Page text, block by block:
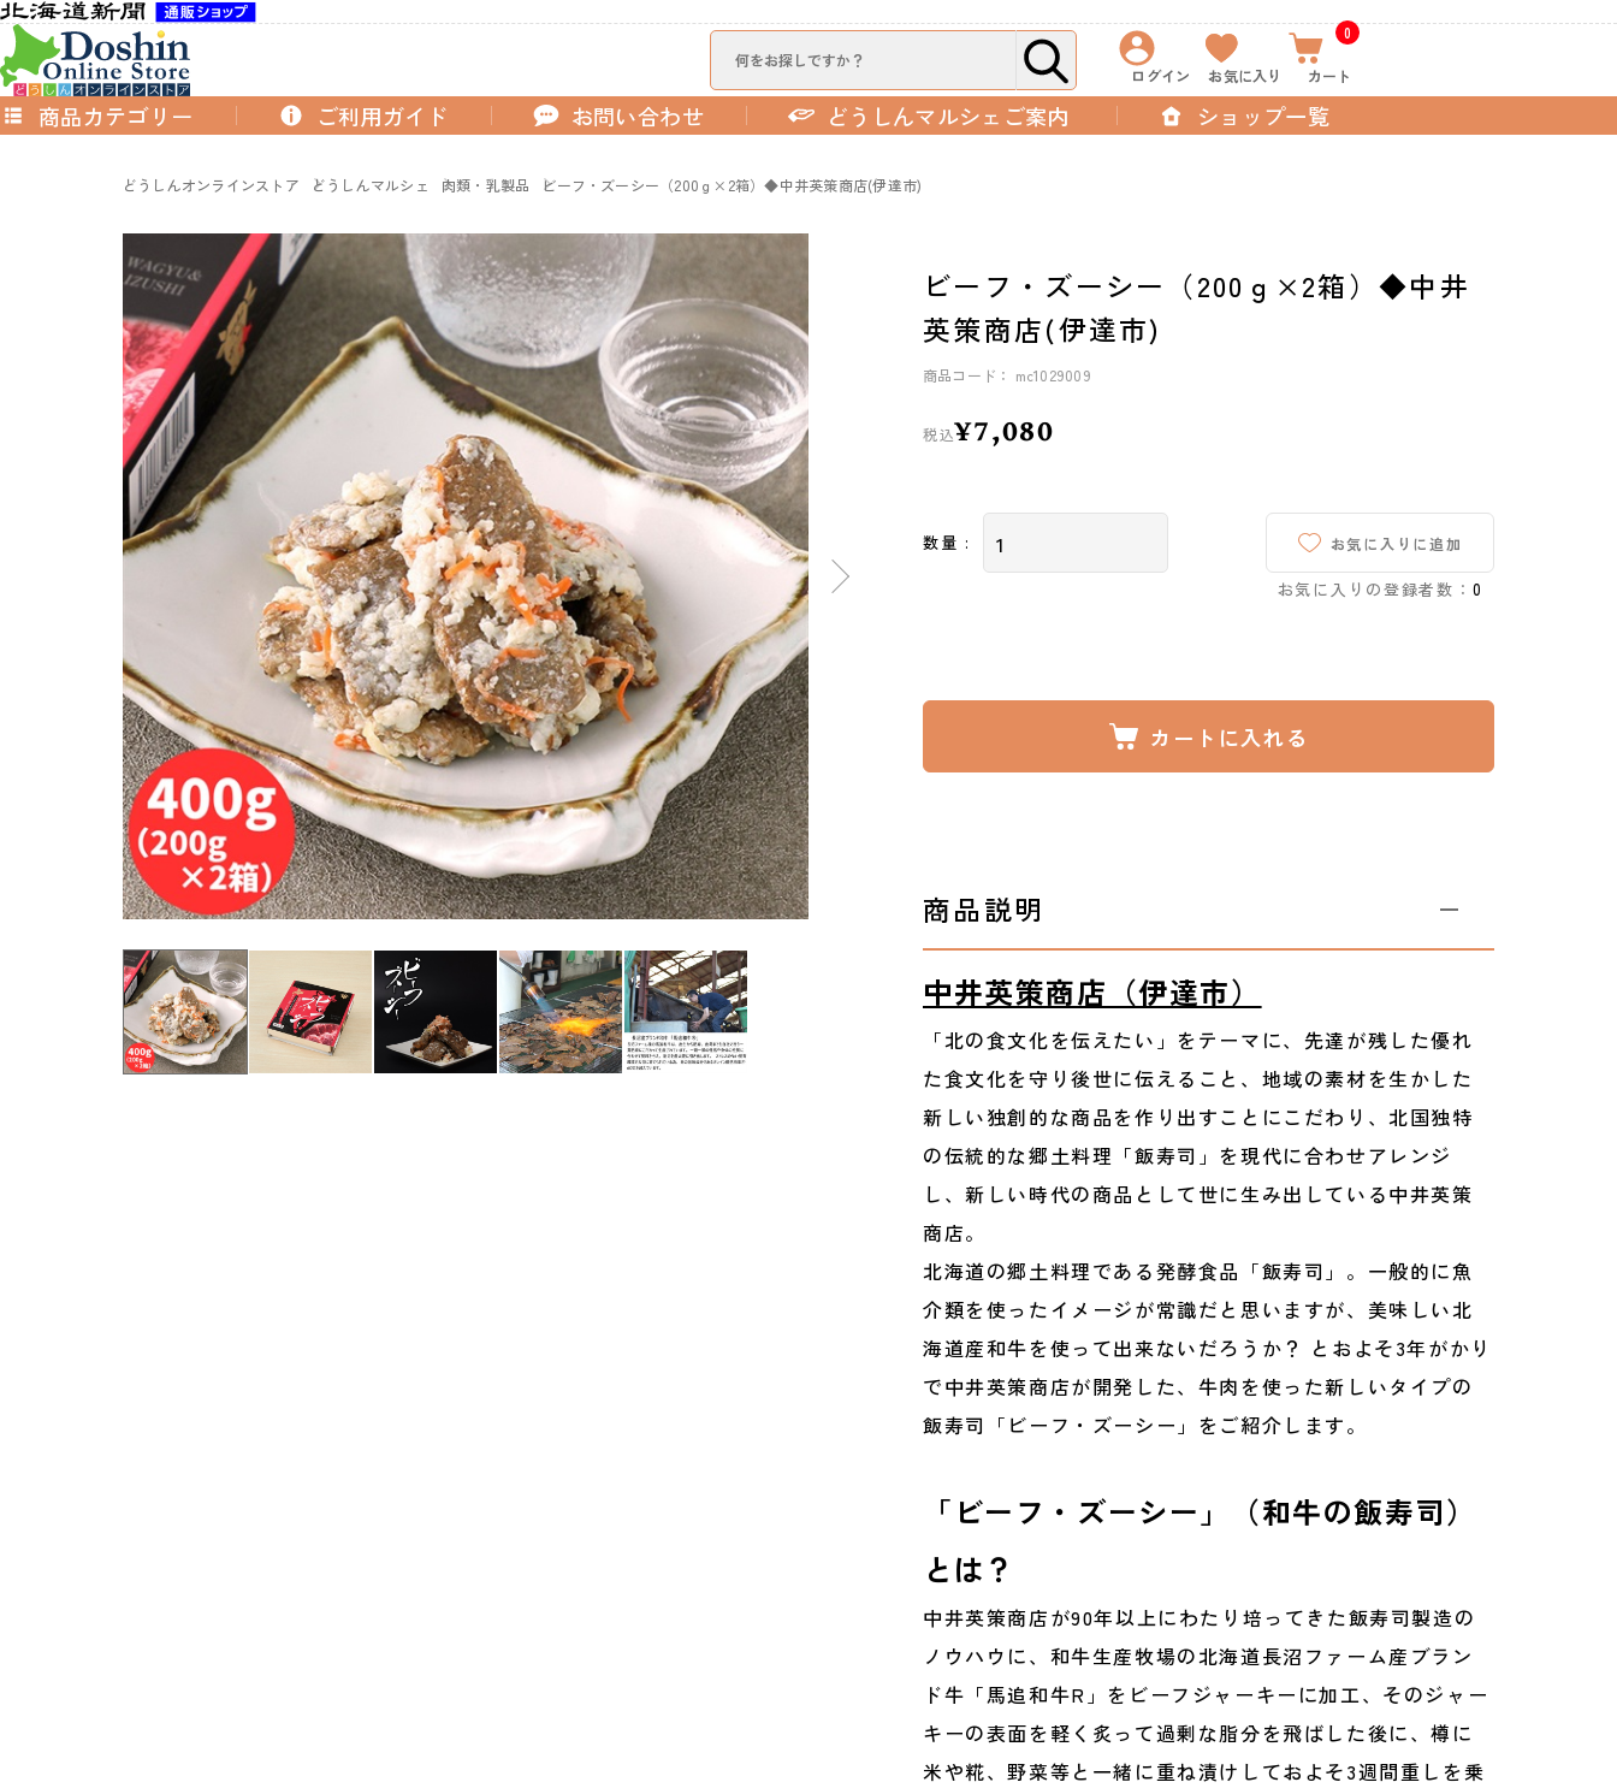
ログイン お気に入り
0
カート
商品カテゴリー ショップ一覧
ご利用ガイド お問い合わせ どうしんマルシェご案内
どうしんオンラインストア どうしんマルシェ 肉類・乳製品 ビーフ・ズーシー（200ｇ×2箱）◆中井英策商店(伊達市)
ビーフ・ズーシー（200ｇ×2箱）◆中井
英策商店(伊達市)
商品コード： mc1029009
税込¥7,080
数量 : お気に入りに追加
お気に入りの登録者数： 0
カートに入れる
商品説明
中井英策商店（伊達市）
「北の食文化を伝えたい」をテーマに、先達が残した優れ
た食文化を守り後世に伝えること、地域の素材を生かした
新しい独創的な商品を作り出すことにこだわり、北国独特
の伝統的な郷土料理「飯寿司」を現代に合わせアレンジ
し、新しい時代の商品として世に生み出している中井英策
商店。
北海道の郷土料理である発酵食品「飯寿司」。一般的に魚
介類を使ったイメージが常識だと思いますが、美味しい北
海道産和牛を使って出来ないだろうか？ とおよそ3年がかり
で中井英策商店が開発した、牛肉を使った新しいタイプの
飯寿司「ビーフ・ズーシー」をご紹介します。
「ビーフ・ズーシー」（和牛の飯寿司）
とは？
中井英策商店が90年以上にわたり培ってきた飯寿司製造の
ノウハウに、和牛生産牧場の北海道長沼ファーム産ブラン
ド牛「馬追和牛R」をビーフジャーキーに加工、そのジャー
キーの表面を軽く炙って過剰な脂分を飛ばした後に、樽に
米や糀、野菜等と一緒に重ね漬けしておよそ3週間重しを乗